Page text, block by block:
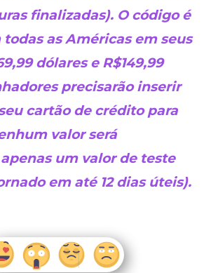
finalizadas). O código é
as Américas em seus
dólares e R$149,99
precisarão inserir
cartão de crédito para
valor será
um valor de teste
em até 12 dias úteis).